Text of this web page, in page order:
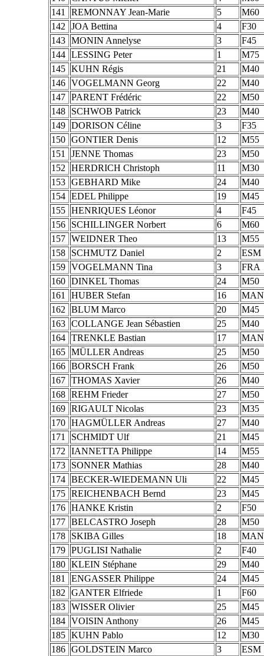
141
REMONNAY Jean-Marie 5
M60
142
JOA Bettina 4
F30
143
MONIN Annelyse 3
F45
144
LESSING Peter 1
M75
145
KUHN Régis 21
M40
146
VOGELMANN Georg 22
M40
147
PARENT Frédéric 22
M50
148
SCHWOB Patrick 23
M40
149
DORISON Céline 3
F35
150
GONTIER Denis 12
M55
151
JENNE Thomas 23
M50
152
HERDRICH Christoph 11
M30
153
GEBHARD Mike 24
M40
154
EDEL Philippe 19
M45
155
HENRIQUES Léonor 4
F45
156
SCHILLINGER Norbert 6
M60
157
WEIDNER Theo 13
M55
158
SCHMUTZ Daniel 2
ESM
159
VOGELMANN Tina 3
FRA
160
DINKEL Thomas 24
M50
161
HUBER Stefan 16
MAN
162
BLUM Marco 20
M45
163
COLLANGE Jean Sébastien 25
M40
164
TRENKLE Bastian 17
MAN
165
MÜLLER Andreas 25
M50
166
BORSCH Frank 26
M50
167
THOMAS Xavier 26
M40
168
REHM Frieder 27
M50
169
RIGAULT Nicolas 23
M35
170
HAGMÜLLER Andreas 27
M40
171
SCHMIDT Ulf 21
M45
172
IANNETTA Philippe 14
M55
173
SONNER Mathias 28
M40
174
BECKER-WIEDEMANN Uli 22
M45
175
REICHENBACH Bernd 23
M45
176
HANKE Kristin 2
F50
177
BELCASTRO Joseph 28
M50
178
SKIBA Gilles 18
MAN
179
PUGLISI Nathalie 2
F40
180
KLEIN Stéphane 29
M40
181
ENGASSER Philippe 24
M45
182
GANTER Elfriede 1
F60
183
WISSER Olivier 25
M45
184
VOISIN Anthony 26
M45
185
KUHN Pablo 12
M30
186
GOLDSTEIN Marco 3
ESM